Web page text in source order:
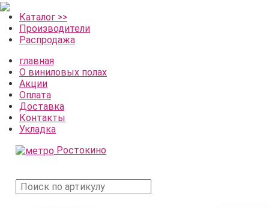
Каталог >>
Производители
Распродажа
главная
О виниловых полах
Акции
Оплата
Доставка
Контакты
Укладка
Ростокино